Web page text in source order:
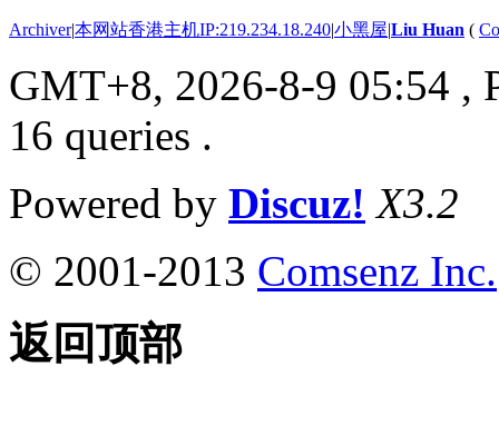
Archiver|本网站香港主机IP:219.234.18.240|小黑屋|Liu Huan (
GMT+8, 2026-8-9 05:54 ,
16 queries .
Powered by Discuz! X3.2
© 2001-2013 Comsenz Inc.
返回顶部